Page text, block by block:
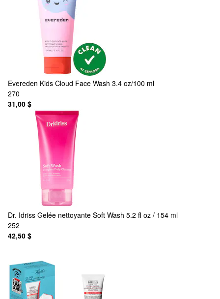
Evereden Kids Cloud Face Wash 3.4 oz/100 ml
270
31,00 $
Dr. Idriss Gelée nettoyante Soft Wash 5.2 fl oz / 154 ml
252
42,50 $